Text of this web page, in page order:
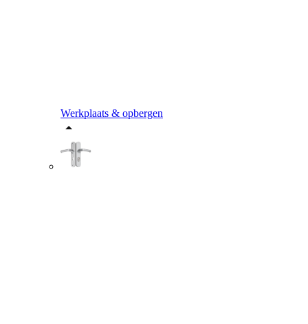
Werkplaats & opbergen